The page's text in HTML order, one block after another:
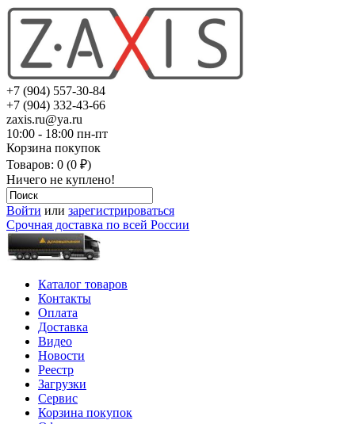
+7 (904) 557-30-84
+7 (904) 332-43-66
zaxis.ru@ya.ru
10:00 - 18:00 пн-пт
Корзина покупок
Товаров: 0 (0 ₽)
Ничего не куплено!
Войти или зарегистрироваться
Срочная доставка по всей России
Каталог товаров
Контакты
Оплата
Доставка
Видео
Новости
Реестр
Загрузки
Сервис
Корзина покупок